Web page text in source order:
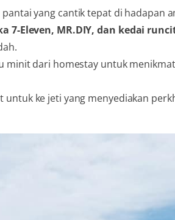
yang cantik tepat di hadapan
7-Eleven, MR.DIY, dan kedai
minit dari homestay untuk
untuk ke jeti yang menyediakan